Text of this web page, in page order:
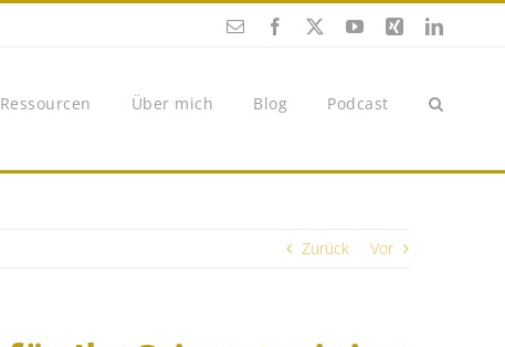
E-
Facebook YouTube
Xing
Ressourcen Über mich Blog Podcast
Zurück Vor